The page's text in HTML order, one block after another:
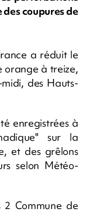
coupures de
a réduit le
orange à treize,
des Hauts-
enregistrées à
sur la
et des grêlons
selon Météo-
2 Commune de